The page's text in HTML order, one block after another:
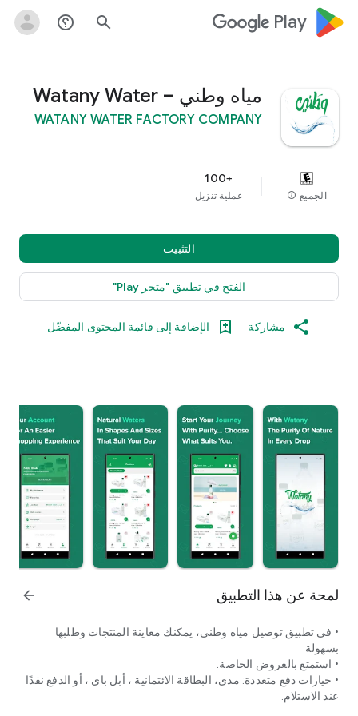
google_logo Play
search
help_outline
مياه وطني – Watany Water
WATANY WATER FACTORY COMPANY
الجميع info
+100
عملية تنزيل
التثبيت
الفتح في تطبيق "متجر Play"
مشاركة الإضافة إلى قائمة المحتوى المفضّل
لمحة عن هذا التطبيق arrow_forward
• في تطبيق توصيل مياه وطني، يمكنك معاينة المنتجات وطلبها
بسهولة
• استمتع بالعروض الخاصة.
• خيارات دفع متعددة: مدى، البطاقة الائتمانية ، أبل باي ، أو الدفع نقدًا
عند الاستلام.